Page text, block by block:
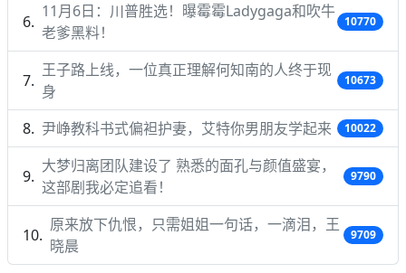
11月6日：川普胜选！曝霉霉Ladygaga和吹牛
老爹黑料！
10770
王子路上线，一位真正理解何知南的人终于现
身
10673
尹峥教科书式偏袒护妻，艾特你男朋友学起来 10022
大梦归离团队建设了 熟悉的面孔与颜值盛宴，
这部剧我必定追看！
9790
原来放下仇恨，只需姐姐一句话，一滴泪，王
晓晨
9709